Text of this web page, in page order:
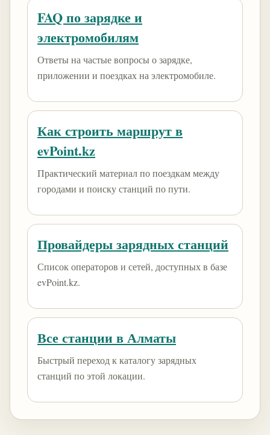
FAQ по зарядке и
электромобилям
Ответы на частые вопросы о зарядке,
приложении и поездках на электромобиле.
Как строить маршрут в
evPoint.kz
Практический материал по поездкам между
городами и поиску станций по пути.
Провайдеры зарядных станций
Список операторов и сетей, доступных в базе
evPoint.kz.
Все станции в Алматы
Быстрый переход к каталогу зарядных
станций по этой локации.